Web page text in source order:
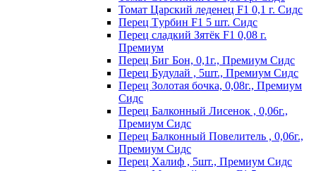
Томат Царский леденец F1 0,1 г. Сидс
Перец Tурбин F1 5 шт. Сидс
Перец сладкий Зятёк F1 0,08 г.
Премиум
Перец Биг Бон, 0,1г., Премиум Сидс
Перец Будулай , 5шт., Премиум Сидс
Перец Золотая бочка, 0,08г., Премиум
Сидс
Перец Балконный Лисенок , 0,06г.,
Премиум Сидс
Перец Балконный Повелитель , 0,06г.,
Премиум Сидс
Перец Халиф , 5шт., Премиум Сидс